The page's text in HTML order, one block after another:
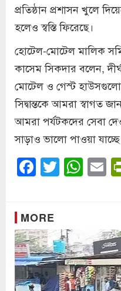
প্রতিষ্ঠান প্রশাসন খুলে
হলেও স্বস্তি ফিরেছে।
হোটেল-মোটেল মালিক
কাসেম সিকদার বলেন,
মোটেল ও গেস্ট
সিদ্বান্তকে আমরা স্বাগত
আমরা পর্যটকদের সেবা
সাড়াও ভালো পাওয়া
Facebook
Twitter
MORE